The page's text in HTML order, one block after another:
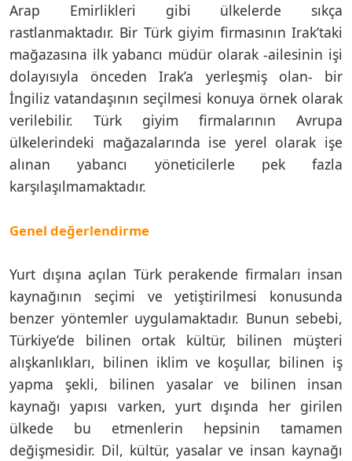
Arap Emirlikleri gibi ülkelerde sıkça
rastlanmaktadır. Bir Türk giyim firmasının Irak’taki
mağazasına ilk yabancı müdür olarak -ailesinin işi
dolayısıyla önceden Irak’a yerleşmiş olan- bir
İngiliz vatandaşının seçilmesi konuya örnek olarak
verilebilir. Türk giyim firmalarının Avrupa
ülkelerindeki mağazalarında ise yerel olarak işe
alınan yabancı yöneticilerle pek fazla
karşılaşılmamaktadır.
Genel değerlendirme
Yurt dışına açılan Türk perakende firmaları insan
kaynağının seçimi ve yetiştirilmesi konusunda
benzer yöntemler uygulamaktadır. Bunun sebebi,
Türkiye’de bilinen ortak kültür, bilinen müşteri
alışkanlıkları, bilinen iklim ve koşullar, bilinen iş
yapma şekli, bilinen yasalar ve bilinen insan
kaynağı yapısı varken, yurt dışında her girilen
ülkede bu etmenlerin hepsinin tamamen
değişmesidir. Dil, kültür, yasalar ve insan kaynağı